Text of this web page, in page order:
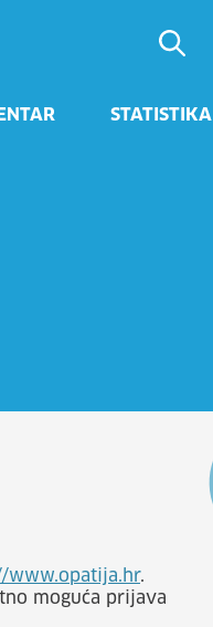
STATISTIKA
www.opatija.hr.
moguća prijava